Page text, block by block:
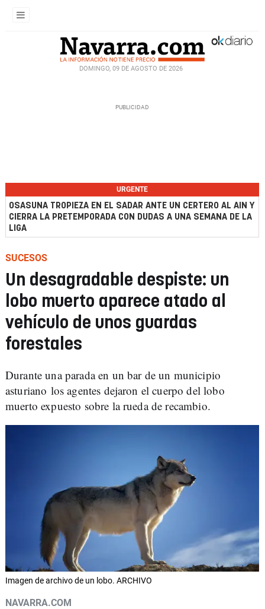
DOMINGO, 09 DE AGOSTO DE 2026
URGENTE
OSASUNA TROPIEZA EN EL SADAR ANTE UN CERTERO AL AIN Y
CIERRA LA PRETEMPORADA CON DUDAS A UNA SEMANA DE LA
LIGA
SUCESOS
Un desagradable despiste: un
lobo muerto aparece atado al
vehículo de unos guardas
forestales
Durante una parada en un bar de un municipio
asturiano los agentes dejaron el cuerpo del lobo
muerto expuesto sobre la rueda de recambio.
Imagen de archivo de un lobo. ARCHIVO
NAVARRA.COM